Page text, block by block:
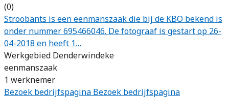
(0)
Stroobants is een eenmanszaak die bij de KBO bekend is
onder nummer 695466046. De fotograaf is gestart op 26-
04-2018 en heeft 1…
Werkgebied Denderwindeke
eenmanszaak
1 werknemer
Bezoek bedrijfspagina Bezoek bedrijfspagina